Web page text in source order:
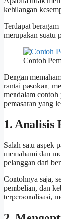
kehilangan
Terdapat
merupakan suatu
Contoh
Dengan
rantai pasokan,
mendalam contoh
pemasaran yang
1. Analisis
Salah satu aspek
memahami dan
pelanggan dari
Contohnya saja,
pembelian, dan
terpersonalisasi,